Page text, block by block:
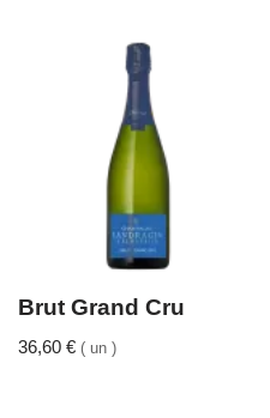
Brut Grand Cru
36,60 € ( un )